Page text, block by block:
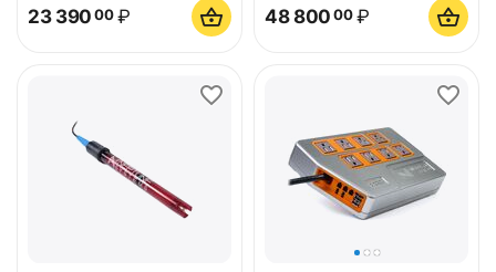
23 390 00 ₽
48 800 00 ₽